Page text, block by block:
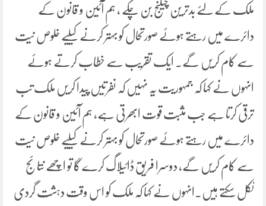
ملک کے لئے بدترین چیلنج بن چکے ، ہم آئین و قانون کے
دائرے میں رہتے ہوئے صورتحال کو بہتر کرنے کیلیے خلوص نیت
سے کام کریں گے۔ ایک تقریب سے خطاب کرتے ہوئے
انہوں نے کہا کہ جمہوریت یہ نہیں کہ نفرتیں پیدا کریں ملک تب
ترقی کرتا ہے جب مثبت قوت ابھرتی ہے، ہم آئین و قانون کے
دائرے میں رہتے ہوئے صورتحال کو بہتر کرنے کیلیے خلوص نیت
سے کام کریں گے، دوسرا فریق ڈائیلاگ کرے گا تو اچھے نتائج
نکل سکتے ہیں۔انہوں نے کہا کہ ملک کو اس وقت دہشت گردی